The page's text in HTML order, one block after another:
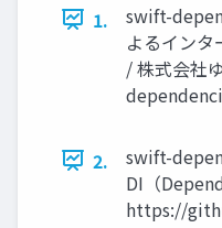
1.
swift-
よるインタ
/ 株式会社
2.
swift-
DI（
https://